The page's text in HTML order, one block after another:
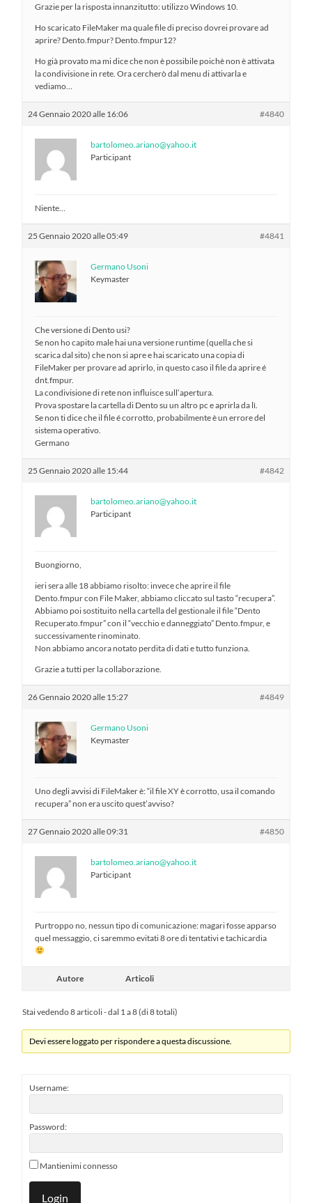
Grazie per la risposta innanzitutto: utilizzo Windows 10.
Ho scaricato FileMaker ma quale file di preciso dovrei provare ad
aprire? Dento.fmpur? Dento.fmpur12?
Ho già provato ma mi dice che non è possibile poichè non è attivata
la condivisione in rete. Ora cercherò dal menu di attivarla e
vediamo…
24 Gennaio 2020 alle 16:06 #4840
bartolomeo.ariano@yahoo.it
Participant
Niente…
25 Gennaio 2020 alle 05:49 #4841
Germano Usoni
Keymaster
Che versione di Dento usi?
Se non ho capito male hai una versione runtime (quella che si
scarica dal sito) che non si apre e hai scaricato una copia di
FileMaker per provare ad aprirlo, in questo caso il file da aprire é
dnt.fmpur.
La condivisione di rete non influisce sull’apertura.
Prova spostare la cartella di Dento su un altro pc e aprirla da lì.
Se non ti dice che il file é corrotto, probabilmente è un errore del
sistema operativo.
Germano
25 Gennaio 2020 alle 15:44 #4842
bartolomeo.ariano@yahoo.it
Participant
Buongiorno,
ieri sera alle 18 abbiamo risolto: invece che aprire il file
Dento.fmpur con File Maker, abbiamo cliccato sul tasto “recupera”.
Abbiamo poi sostituito nella cartella del gestionale il file “Dento
Recuperato.fmpur” con il “vecchio e danneggiato” Dento.fmpur, e
successivamente rinominato.
Non abbiamo ancora notato perdita di dati e tutto funziona.
Grazie a tutti per la collaborazione.
26 Gennaio 2020 alle 15:27 #4849
Germano Usoni
Keymaster
Uno degli avvisi di FileMaker è: “il file XY è corrotto, usa il comando
recupera” non era uscito quest’avviso?
27 Gennaio 2020 alle 09:31 #4850
bartolomeo.ariano@yahoo.it
Participant
Purtroppo no, nessun tipo di comunicazione: magari fosse apparso
quel messaggio, ci saremmo evitati 8 ore di tentativi e tachicardia
Autore Articoli
Stai vedendo 8 articoli - dal 1 a 8 (di 8 totali)
Devi essere loggato per rispondere a questa discussione.
Username:
Password:
Mantienimi connesso
Login